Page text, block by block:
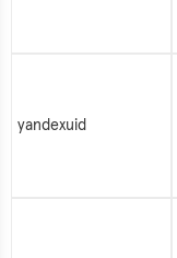
yandexuid